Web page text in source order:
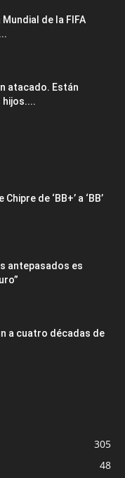
Mundial de la FIFA
atacado. Están
de ‘BB+’ a ‘ВВ’
antepasados es
a cuatro décadas de
305
48